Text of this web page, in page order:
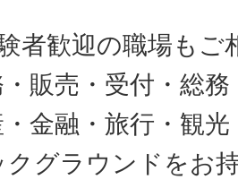
者歓迎の職場もご
・販売・受付・総
金融・旅行・観
クグラウンドをお